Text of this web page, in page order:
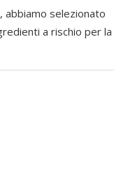
abbiamo selezionato
a rischio per la